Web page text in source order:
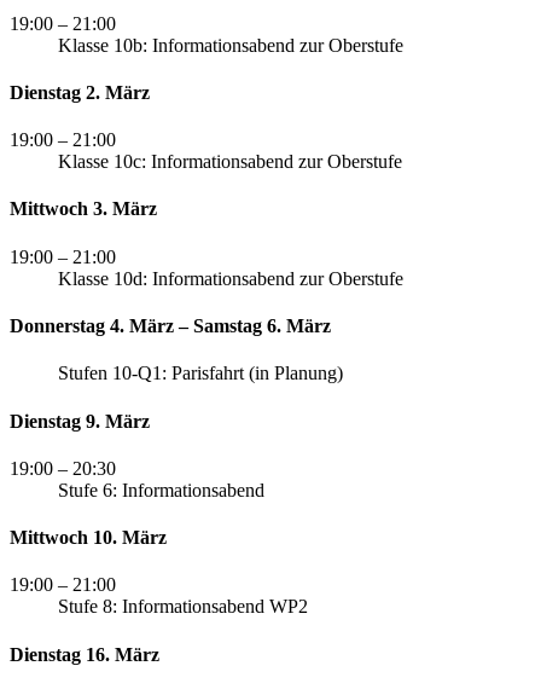
19:00 – 21:00
Klasse 10b: Informationsabend zur Oberstufe
Dienstag 2. März
19:00 – 21:00
Klasse 10c: Informationsabend zur Oberstufe
Mittwoch 3. März
19:00 – 21:00
Klasse 10d: Informationsabend zur Oberstufe
Donnerstag 4. März – Samstag 6. März
Stufen 10-Q1: Parisfahrt (in Planung)
Dienstag 9. März
19:00 – 20:30
Stufe 6: Informationsabend
Mittwoch 10. März
19:00 – 21:00
Stufe 8: Informationsabend WP2
Dienstag 16. März